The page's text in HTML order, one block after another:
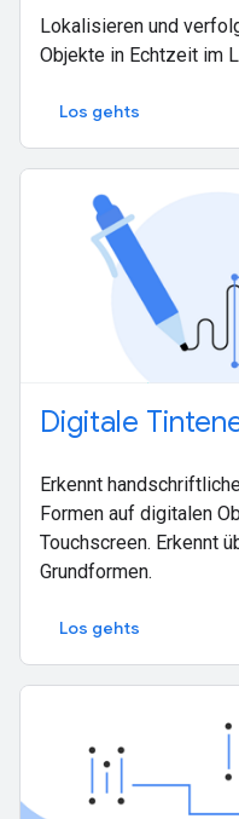
Lokalisieren und
Objekte in Echtzeit im
Los gehts
Digitale
Erkennt
Formen auf digitalen
Touchscreen. Erkennt
Grundformen.
Los gehts